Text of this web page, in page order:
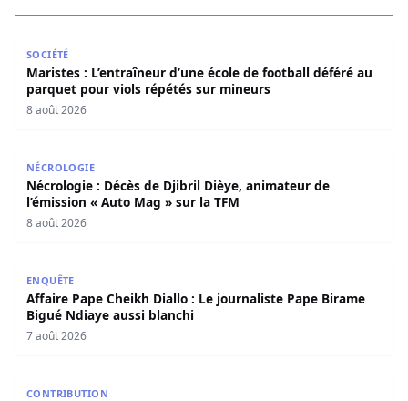
SOCIÉTÉ
Maristes : L’entraîneur d’une école de football déféré au
parquet pour viols répétés sur mineurs
8 août 2026
NÉCROLOGIE
Nécrologie : Décès de Djibril Dièye, animateur de
l’émission « Auto Mag » sur la TFM
8 août 2026
ENQUÊTE
Affaire Pape Cheikh Diallo : Le journaliste Pape Birame
Bigué Ndiaye aussi blanchi
7 août 2026
CONTRIBUTION